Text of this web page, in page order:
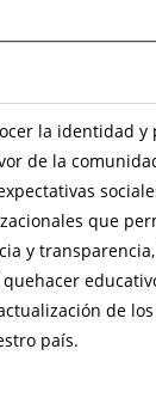
la identidad
de la
que
y
de
país.